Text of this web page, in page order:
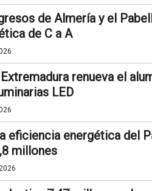
de Almería y el
de C a A
renueva el
LED
eficiencia energética del
millones